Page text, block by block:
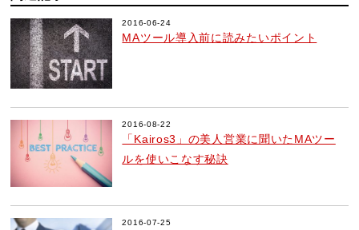
2016-06-24
MAツール導入前に読みたいポイント
2016-08-22
「Kairos3」の美人営業に聞いたMAツー
ルを使いこなす秘訣
2016-07-25